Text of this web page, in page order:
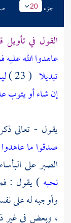
جزء 20
القول في تأويل
عاهدوا الله
تبديلا ( 23 )
إن شاء أو يتوب
يقول - تعالى
صدقوا ما عاهدوا
الصبر على
نحبه) يقول :
وأوجبه له على
، وبعض في غير